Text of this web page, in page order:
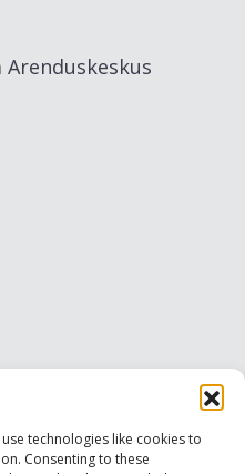
technologies like cookies to
Consenting to these